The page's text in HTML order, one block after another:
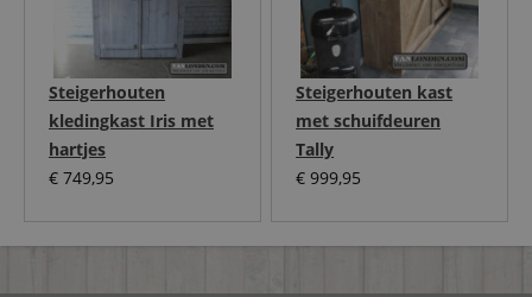
Steigerhouten kast
met schuifdeuren
Tally
€ 999,95
Steigerhouten
kledingkast Iris met
hartjes
€ 749,95